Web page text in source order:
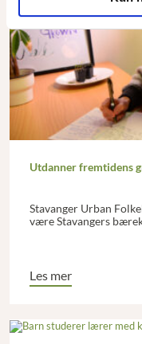
Utdanner fremtidens
Stavanger Urban
være Stavangers
Les mer